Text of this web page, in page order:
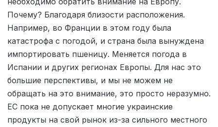
Почему? Благодаря близости расположения.
Например, во Франции в этом году была
катастрофа с погодой, и страна была вынуждена
импортировать пшеницу. Меняется погода в
Испании и других регионах Европы. Для нас это
большие перспективы, и мы не можем не
обращать на это внимание, это просто неразумно.
ЕС пока не допускает многие украинские
продукты на свой рынок из-за сильного местного